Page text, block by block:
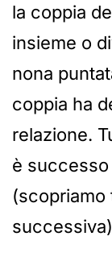
la coppia
insieme o
nona
coppia ha
relazione.
è
(scopriamo
successiva)